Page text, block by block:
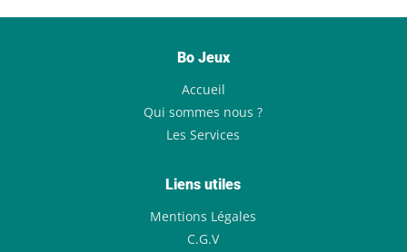
Bo Jeux
Accueil
Qui sommes nous ?
Les Services
Liens utiles
Mentions Légales
C.G.V